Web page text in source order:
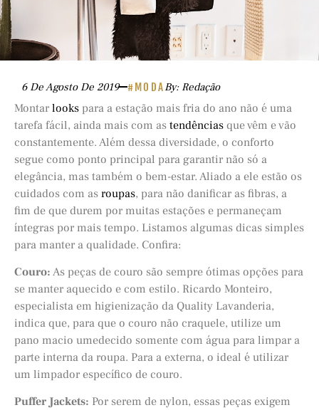
6 De Agosto De 2019 #MODABy: Redação
Montar looks para a estação mais fria do ano não é uma
tarefa fácil, ainda mais com as tendências que vêm e vão
constantemente. Além dessa diversidade, o conforto
segue como ponto principal para garantir não só a
elegância, mas também o bem-estar. Aliado a ele estão os
cuidados com as roupas, para não danificar as fibras, a
fim de que durem por muitas estações e permaneçam
íntegras por mais tempo. Listamos algumas dicas simples
para manter a qualidade. Confira:
Couro: As peças de couro são sempre ótimas opções para
se manter aquecido e com estilo. Ricardo Monteiro,
especialista em higienização da Quality Lavanderia,
indica que, para que o couro não craquele, utilize um
pano macio umedecido somente com água para limpar a
parte interna da roupa. Para a externa, o ideal é utilizar
um limpador específico de couro.
Puffer Jackets: Por serem de nylon, essas peças exigem